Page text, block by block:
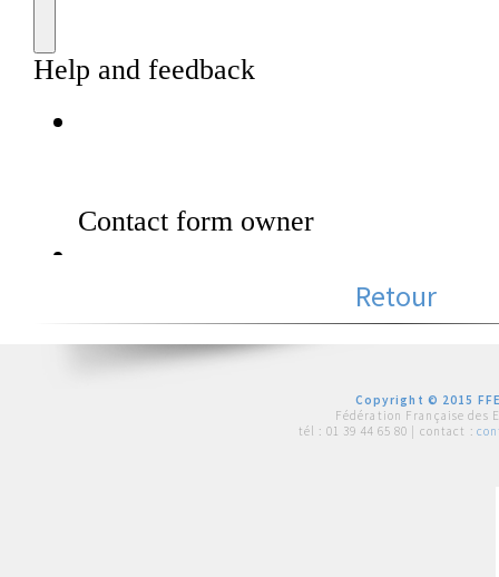
Retour
Copyright © 2015
Fédération Française des
tél : 01 39 44 65 80 | contact :